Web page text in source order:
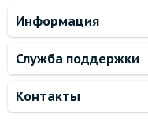
Информация
Служба поддержки
Контакты